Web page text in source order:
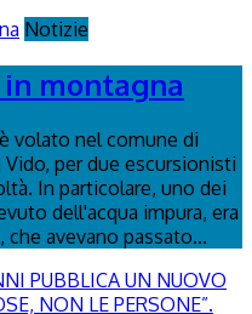
Notizie
montagna
volato nel comune di
Vido, per due escursionisti
In particolare, uno dei
dell'acqua impura, era
avevano passato...